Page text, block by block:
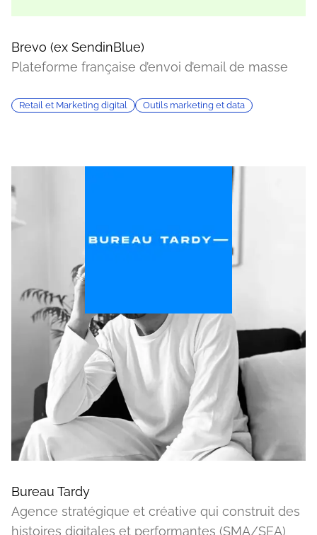
Brevo (ex SendinBlue)
Plateforme française d’envoi d’email de masse
Retail et Marketing digital Outils marketing et data
Bureau Tardy
Agence stratégique et créative qui construit des
histoires digitales et performantes (SMA/SEA)